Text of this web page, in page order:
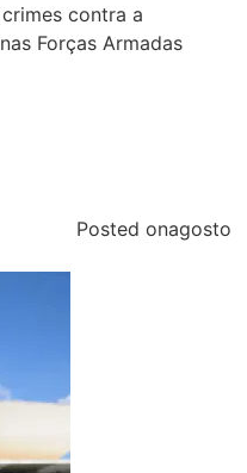
contra a
Forças Armadas
Posted onagosto